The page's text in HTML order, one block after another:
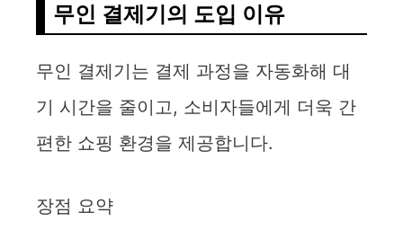
d
e
무인 결제기의 도입 이유
무인 결제기는 결제 과정을 자동화해 대
기 시간을 줄이고, 소비자들에게 더욱 간
편한 쇼핑 환경을 제공합니다.
장점 요약